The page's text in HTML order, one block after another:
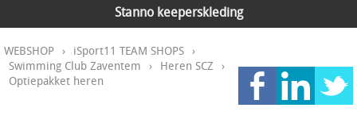
JAKO Running 2026
JAKO TEAMLINES 2026
JAKO Voetbal 2026
Klantengroepen
Verzending - betaling
CONTACT
Stanno keeperskleding
WEBSHOP › iSport11 TEAM SHOPS ›
Swimming Club Zaventem › Heren SCZ ›
Optiepakket heren